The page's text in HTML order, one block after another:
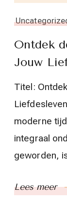
Ontdek
Jouw
Titel:
moderne
integraal
geworden,
Lees meer